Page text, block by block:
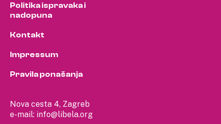
Nova cesta 4, Zagreb
e-mail: info@libela.org
Politika ispravaka i
nadopuna
Kontakt
Impressum
Pravila ponašanja